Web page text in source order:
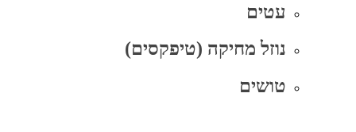
עטים
נוזל מחיקה (טיפקסים)
טושים